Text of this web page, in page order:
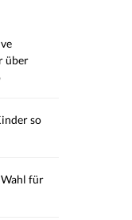
über
so
Wahl für